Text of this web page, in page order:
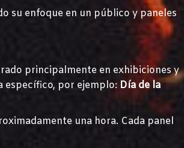
su enfoque en un público y paneles
principalmente en exhibiciones y
específico, por ejemplo: Día de la
una hora. Cada panel